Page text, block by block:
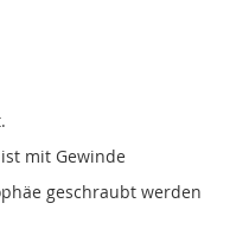
mit Gewinde
geschraubt werden